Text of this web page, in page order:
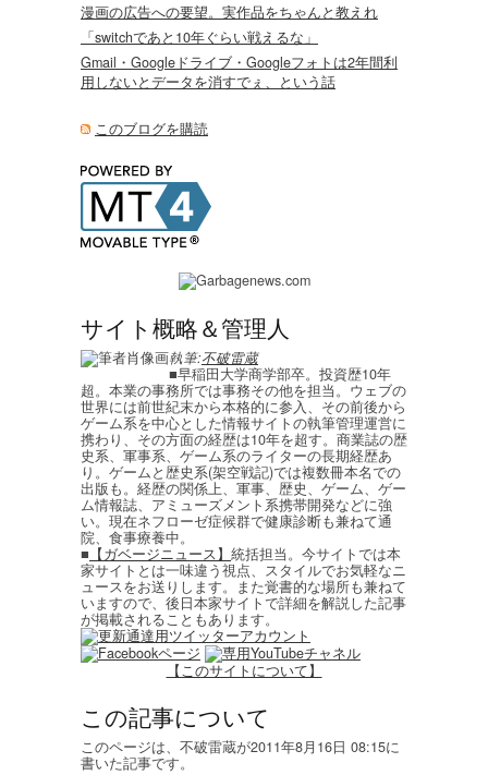
漫画の広告への要望。実作品をちゃんと教えれ
「switchであと10年ぐらい戦えるな」
Gmail・Googleドライブ・Googleフォトは2年間利
用しないとデータを消すでぇ、という話
このブログを購読
サイト概略＆管理人
執筆:不破雷蔵
■早稲田大学商学部卒。投資歴10年
超。本業の事務所では事務その他を担当。ウェブの
世界には前世紀末から本格的に参入、その前後から
ゲーム系を中心とした情報サイトの執筆管理運営に
携わり、その方面の経歴は10年を超す。商業誌の歴
史系、軍事系、ゲーム系のライターの長期経歴あ
り。ゲームと歴史系(架空戦記)では複数冊本名での
出版も。経歴の関係上、軍事、歴史、ゲーム、ゲー
ム情報誌、アミューズメント系携帯開発などに強
い。現在ネフローゼ症候群で健康診断も兼ねて通
院、食事療養中。
■ 【ガベージニュース】 統括担当。今サイトでは本
家サイトとは一味違う視点、スタイルでお気軽なニ
ュースをお送りします。また覚書的な場所も兼ねて
いますので、後日本家サイトで詳細を解説した記事
が掲載されることもあります。
【このサイトについて】
この記事について
このページは、不破雷蔵が2011年8月16日 08:15に
書いた記事です。